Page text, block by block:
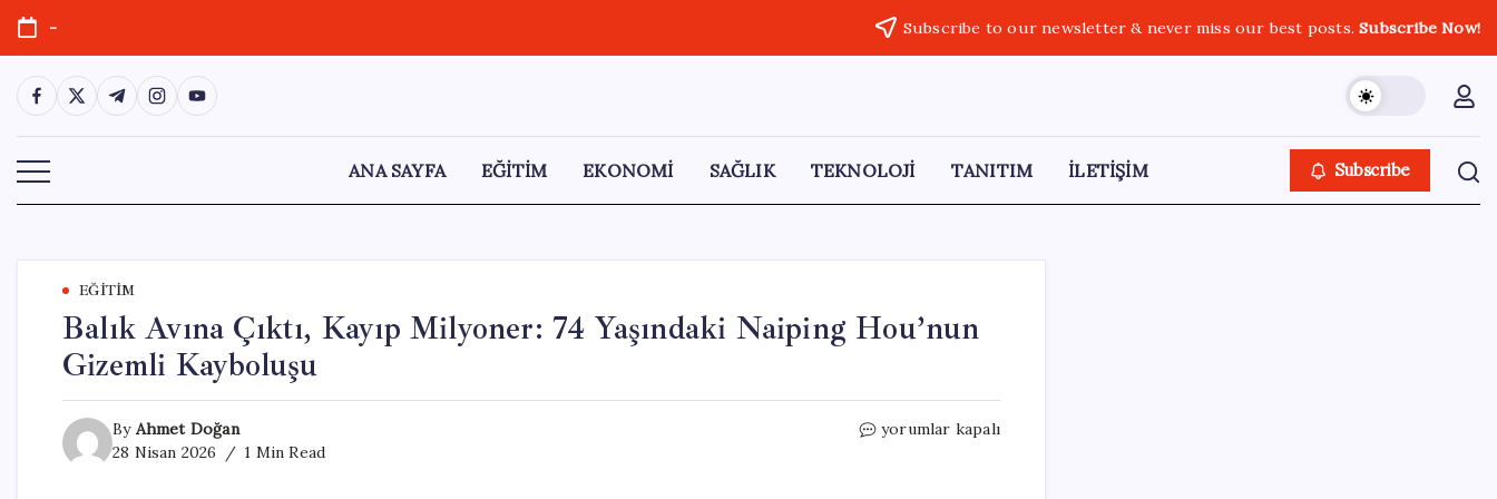
Skip
content
- Subscribe to our newsletter & never miss our best posts.Subscribe Now!
https://www.facebook.com/
https://twitter.com/
https://t.me/
https://www.instagram.com/
https://youtube.com/
ANA SAYFA EĞİTİM EKONOMİ SAĞLIK TEKNOLOJİ TANITIM İLETİŞİM Subscribe
EĞITIM
Balık Avına Çıktı, Kayıp Milyoner: 74 Yaşındaki Naiping Hou’nun
Gizemli Kayboluşu
By Ahmet Doğan
28 Nisan 2026
1 Min Read
Balık
yorumlar kapalı